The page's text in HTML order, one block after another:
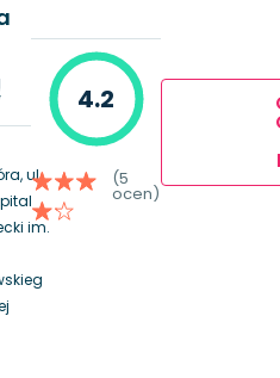
ul.
im.
4.2
(5
ocen)